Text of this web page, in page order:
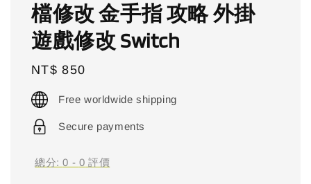
檔修改 金手指 攻略 外掛
遊戲修改 Switch
Regular
price
NT$ 850
Free worldwide shipping
Secure payments
總分:0 - 0 評價